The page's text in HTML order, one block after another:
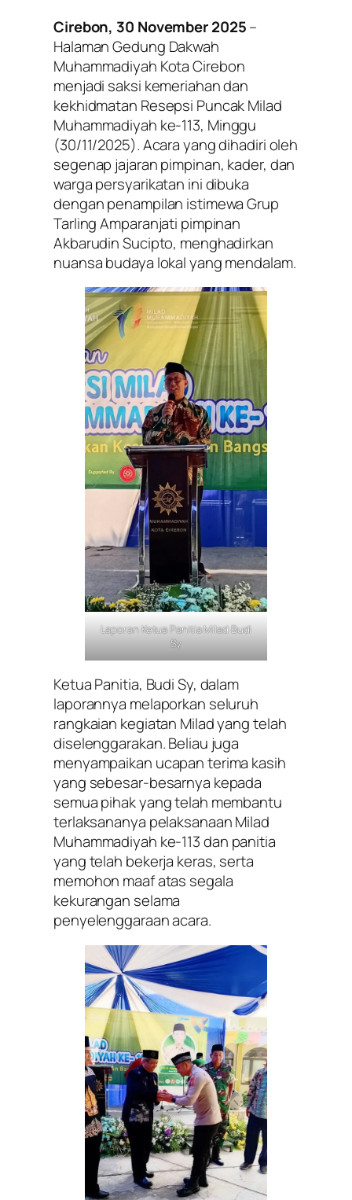
Cirebon, 30 November 2025–
Halaman Gedung Dakwah
Muhammadiyah Kota Cirebon
menjadi saksi kemeriahan dan
kekhidmatan Resepsi Puncak Milad
Muhammadiyah ke-113, Minggu
(30/11/2025). Acara yang dihadiri oleh
segenap jajaran pimpinan, kader, dan
warga persyarikatan ini dibuka
dengan penampilan istimewa Grup
Tarling Amparanjati pimpinan
Akbarudin Sucipto, menghadirkan
nuansa budaya lokal yang mendalam.
Laporan Ketua Panitia Milad Budi
Sy
Ketua Panitia, Budi Sy, dalam
laporannya melaporkan seluruh
rangkaian kegiatan Milad yang telah
diselenggarakan. Beliau juga
menyampaikan ucapan terima kasih
yang sebesar-besarnya kepada
semua pihak yang telah membantu
terlaksananya pelaksanaan Milad
Muhammadiyah ke-113 dan panitia
yang telah bekerja keras, serta
memohon maaf atas segala
kekurangan selama
penyelenggaraan acara.